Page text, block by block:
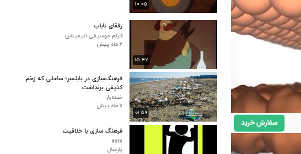
۱۰:۰۵
۱۵:۴۷
رفقای ناباب
فیلم موسیقی انیمیشن
۲ ماه پیش
۰۱:۵۹
فرهنگ‌سازی در بابلسر؛ ساحلی که زخم
کثیفی برنداشت
خنده‌بار
۱۱ ماه پیش
فرهنگ سازی با خلاقیت
mrm
پارسال